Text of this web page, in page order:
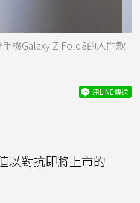
機Galaxy Z Fold8的入門款
用LINE傳送
以對抗即將上市的